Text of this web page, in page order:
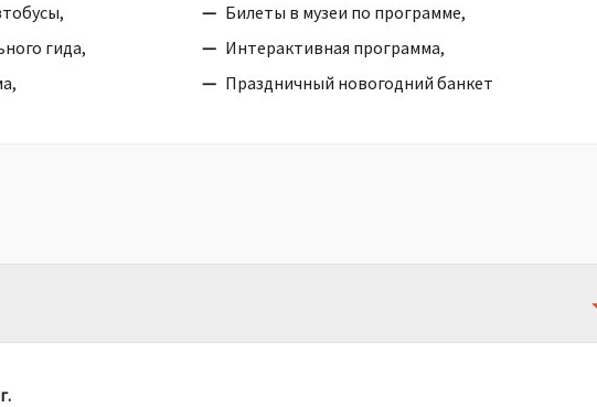
Билеты в музеи по программе,
гида,
Интерактивная программа,
Праздничный новогодний банкет